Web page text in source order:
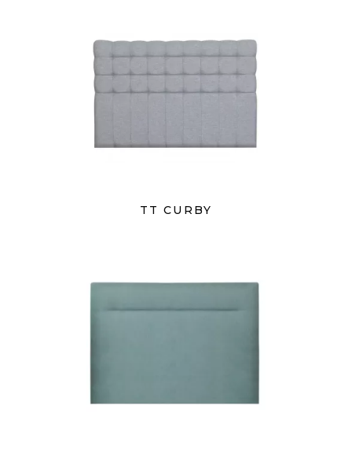
TT CURBY